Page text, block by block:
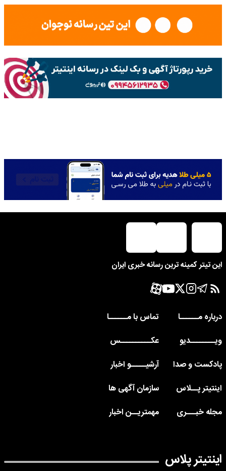
این تیتر کمینه ترین رسانه خبری ایران
درباره مــــــا
تماس با مــــــا
ویــــــــدیو
عکــــــــــس
پادکست و صدا
آرشیـــــو اخبار
اینتیتر پــلاس
سازمان آگهی ها
مجله خبـــری
مهمتریــن اخبار
اینتیتر پلاس